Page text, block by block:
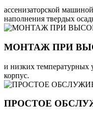
ассенизаторской
наполнения твердых
МОНТАЖ ПРИ
и низких температурных
корпус.
ПРОСТОЕ